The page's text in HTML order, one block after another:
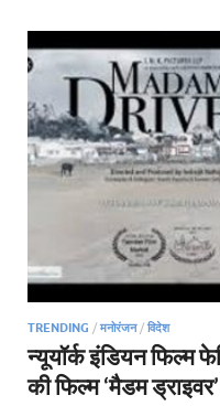
TRENDING / मनोरंजन/ विदेश
न्यूयॉर्क इंडियन फिल्म
की फिल्म ‘मैडम